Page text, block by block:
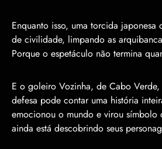
Enquanto isso, uma torcida japonesa
de civilidade, limpando as
Porque o espetáculo não termina
E o goleiro Vozinha, de Cabo Verde,
defesa pode contar uma história
emocionou o mundo e virou símbolo
ainda está descobrindo seus